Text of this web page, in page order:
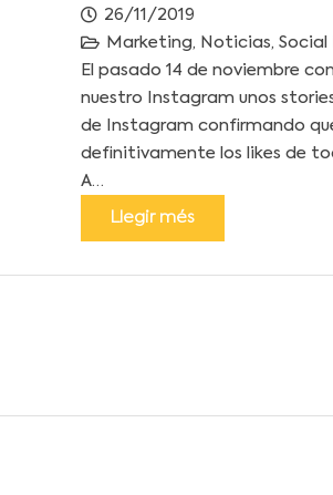
26/11/2019
Marketing, Noticias, Social
El pasado 14 de noviembre
nuestro Instagram unos
de Instagram confirmando
definitivamente los likes de
A…
Llegir més